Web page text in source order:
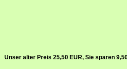
Unser alter Preis 25,50 EUR, Sie sparen